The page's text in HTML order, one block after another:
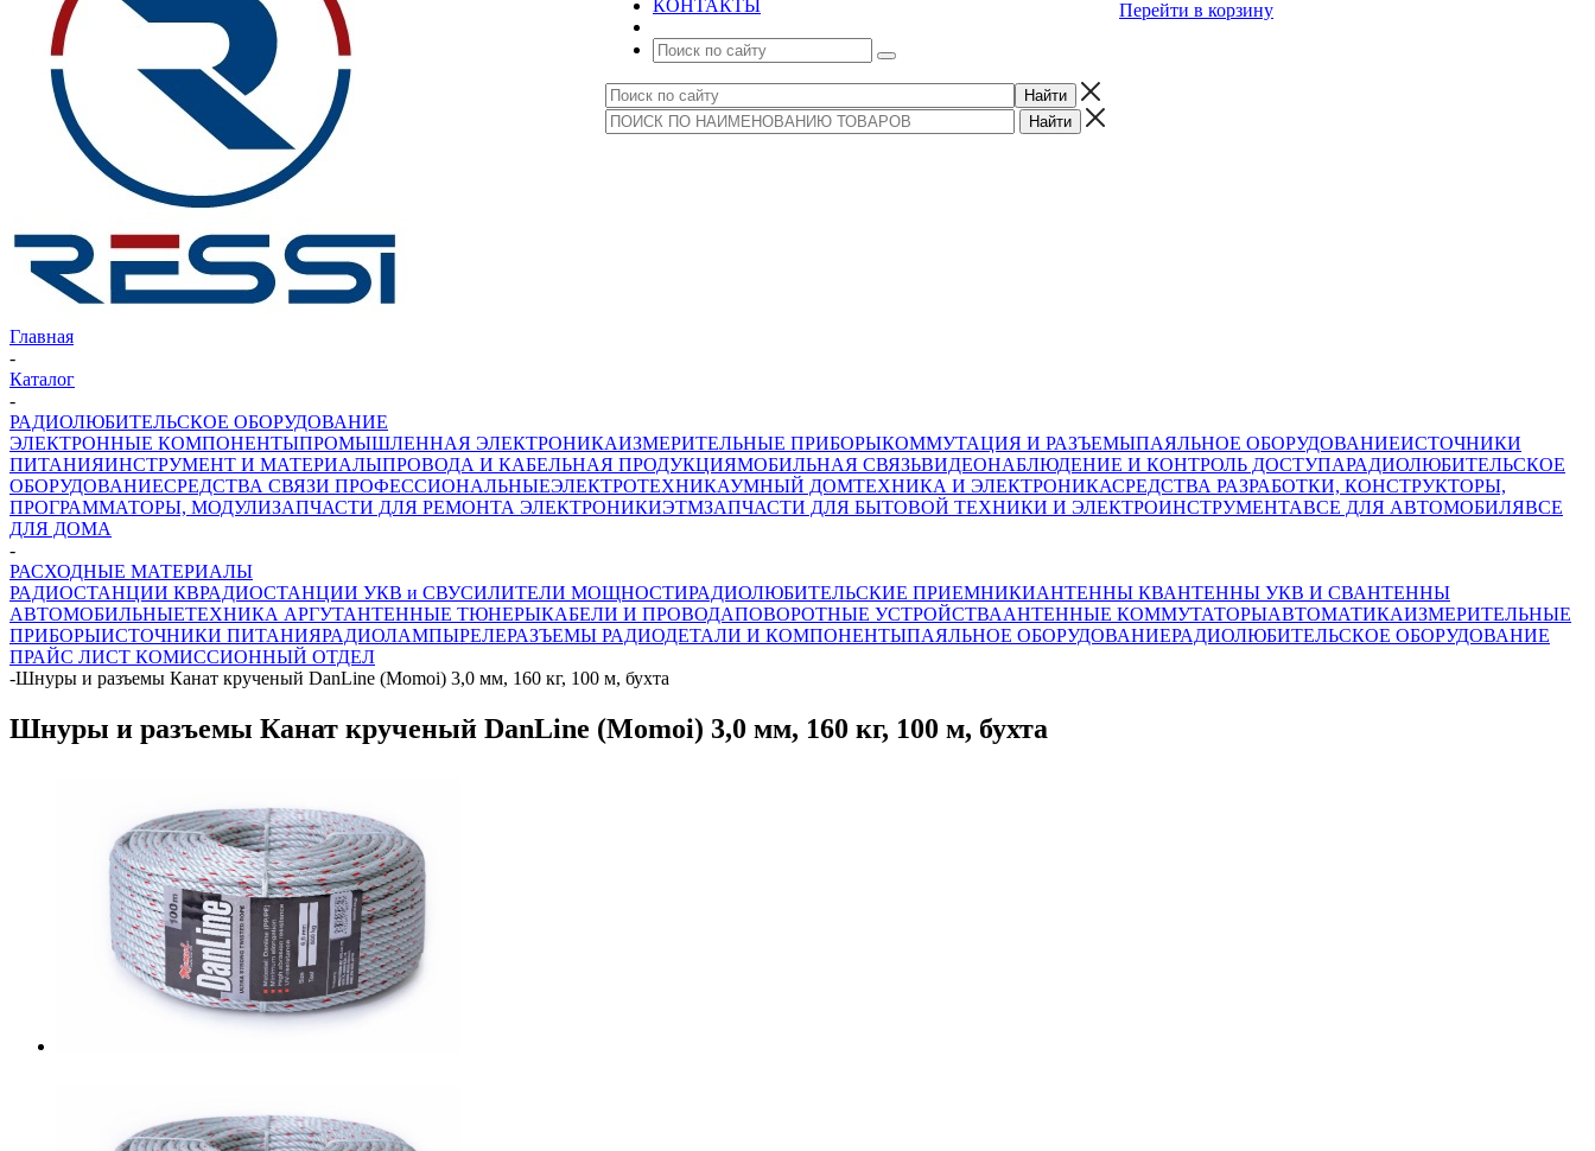
КОНТАКТЫ
Перейти в корзину
Главная
-
Каталог
-
РАДИОЛЮБИТЕЛЬСКОЕ ОБОРУДОВАНИЕ
ЭЛЕКТРОННЫЕ КОМПОНЕНТЫПРОМЫШЛЕННАЯ ЭЛЕКТРОНИКАИЗМЕРИТЕЛЬНЫЕ ПРИБОРЫКОММУТАЦИЯ И РАЗЪЕМЫПАЯЛЬНОЕ ОБОРУДОВАНИЕИСТОЧНИКИ
ПИТАНИЯИНСТРУМЕНТ И МАТЕРИАЛЫПРОВОДА И КАБЕЛЬНАЯ ПРОДУКЦИЯМОБИЛЬНАЯ СВЯЗЬВИДЕОНАБЛЮДЕНИЕ И КОНТРОЛЬ ДОСТУПАРАДИОЛЮБИТЕЛЬСКОЕ
ОБОРУДОВАНИЕСРЕДСТВА СВЯЗИ ПРОФЕССИОНАЛЬНЫЕЭЛЕКТРОТЕХНИКАУМНЫЙ ДОМТЕХНИКА И ЭЛЕКТРОНИКАСРЕДСТВА РАЗРАБОТКИ, КОНСТРУКТОРЫ,
ПРОГРАММАТОРЫ, МОДУЛИЗАПЧАСТИ ДЛЯ РЕМОНТА ЭЛЕКТРОНИКИЭТМЗАПЧАСТИ ДЛЯ БЫТОВОЙ ТЕХНИКИ И ЭЛЕКТРОИНСТРУМЕНТАВСЕ ДЛЯ АВТОМОБИЛЯВСЕ
ДЛЯ ДОМА
-
РАСХОДНЫЕ МАТЕРИАЛЫ
РАДИОСТАНЦИИ КВРАДИОСТАНЦИИ УКВ и СВУСИЛИТЕЛИ МОЩНОСТИРАДИОЛЮБИТЕЛЬСКИЕ ПРИЕМНИКИАНТЕННЫ КВАНТЕННЫ УКВ И СВАНТЕННЫ
АВТОМОБИЛЬНЫЕТЕХНИКА АРГУТАНТЕННЫЕ ТЮНЕРЫКАБЕЛИ И ПРОВОДАПОВОРОТНЫЕ УСТРОЙСТВААНТЕННЫЕ КОММУТАТОРЫАВТОМАТИКАИЗМЕРИТЕЛЬНЫЕ
ПРИБОРЫИСТОЧНИКИ ПИТАНИЯРАДИОЛАМПЫРЕЛЕРАЗЪЕМЫ РАДИОДЕТАЛИ И КОМПОНЕНТЫПАЯЛЬНОЕ ОБОРУДОВАНИЕРАДИОЛЮБИТЕЛЬСКОЕ ОБОРУДОВАНИЕ
ПРАЙС ЛИСТ КОМИССИОННЫЙ ОТДЕЛ
-Шнуры и разъемы Канат крученый DanLine (Momoi) 3,0 мм, 160 кг, 100 м, бухта
Шнуры и разъемы Канат крученый DanLine (Momoi) 3,0 мм, 160 кг, 100 м, бухта